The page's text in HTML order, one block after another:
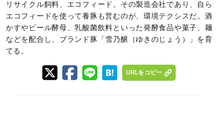
リサイクル飼料、エコフィード。その製造会社であり、自ら
エコフィードを使って養豚も営むのが、環境テクシスだ。酒
かすやビール酵母、乳酸菌飲料といった発酵食品や菓子、麺
などを配合し、ブランド豚「雪乃醸（ゆきのじょう）」を育
てる。
URLをコピー